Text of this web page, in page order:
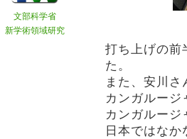
打ち上げの前
た。
また、安川
カンガルージ
カンガルージ
日本ではな